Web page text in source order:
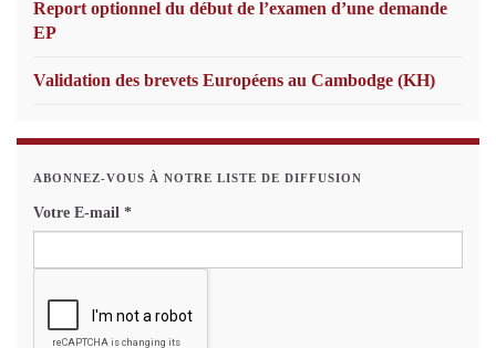
Report optionnel du début de l’examen d’une demande
EP
Validation des brevets Européens au Cambodge (KH)
ABONNEZ-VOUS À NOTRE LISTE DE DIFFUSION
Votre E-mail *